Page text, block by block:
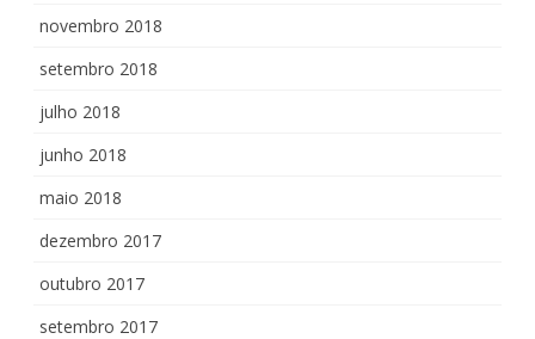
novembro 2018
setembro 2018
julho 2018
junho 2018
maio 2018
dezembro 2017
outubro 2017
setembro 2017